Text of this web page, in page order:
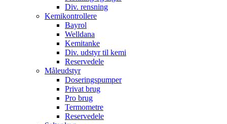
Div. rensning
Kemikontrollere
Bayrol
Welldana
Kemitanke
Div. udstyr til kemi
Reservedele
Måleudstyr
Doseringspumper
Privat brug
Pro brug
Termometre
Reservedele